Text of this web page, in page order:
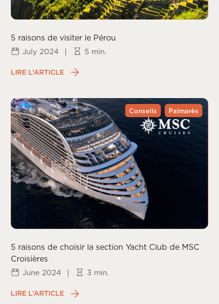
5 raisons de visiter le Pérou
July 2024 | 5 min.
LIRE L’ARTICLE
Conseils Palmarès
5 raisons de choisir la section Yacht Club de MSC
Croisières
June 2024 | 3 min.
LIRE L’ARTICLE